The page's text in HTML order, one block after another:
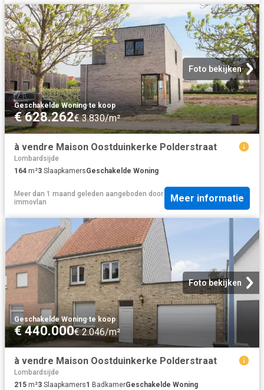
Foto bekijken
Geschakelde Woning·te koop
€ 628.262€ 3.830/m²
à vendre Maison Oostduinkerke Polderstraat
Lombardsijde
164 m²3 SlaapkamersGeschakelde Woning
Meer dan 1 maand geleden aangeboden door
immovlan
Meer informatie
Foto bekijken
Geschakelde Woning·te koop
€ 440.000€ 2.046/m²
à vendre Maison Oostduinkerke Polderstraat
Lombardsijde
215 m²3 Slaapkamers1 BadkamerGeschakelde Woning